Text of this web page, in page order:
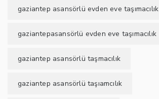
gaziantep asansörlü evden eve taşımacılık
gaziantepasansörlü evden eve taşımacılık
gaziantep asansörlü taşmacılık
gaziantep asansörlü taşıamcılık